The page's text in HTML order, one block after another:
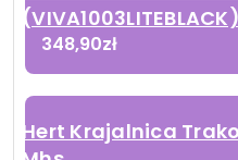
(VIVA1003LITEBLACK)
348,90zł
Hert Krajalnica